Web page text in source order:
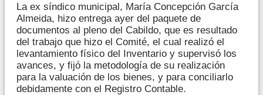
La ex síndico municipal, María Concepción García
Almeida, hizo entrega ayer del paquete de
documentos al pleno del Cabildo, que es resultado
del trabajo que hizo el Comité, el cual realizó el
levantamiento físico del Inventario y supervisó los
avances, y fijó la metodología de su realización
para la valuación de los bienes, y para conciliarlo
debidamente con el Registro Contable.